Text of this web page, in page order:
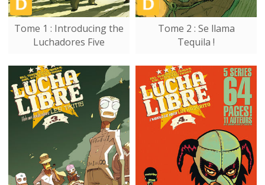
Tome 1 : Introducing the
Luchadores Five
Tome 2 : Se llama
Tequila !